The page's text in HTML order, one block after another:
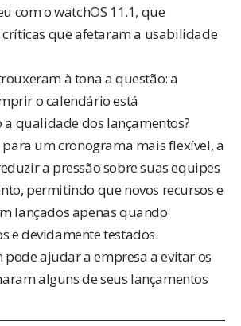
com o watchOS 11.1, que
que afetaram a usabilidade
à tona a questão: a
o calendário está
qualidade dos lançamentos?
um cronograma mais flexível, a
a pressão sobre suas equipes
permitindo que novos recursos e
lançados apenas quando
e devidamente testados.
pode ajudar a empresa a evitar os
alguns de seus lançamentos